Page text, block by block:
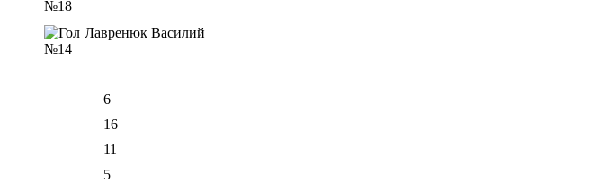
№18
Лавренюк Василий
№14
6
16
11
5